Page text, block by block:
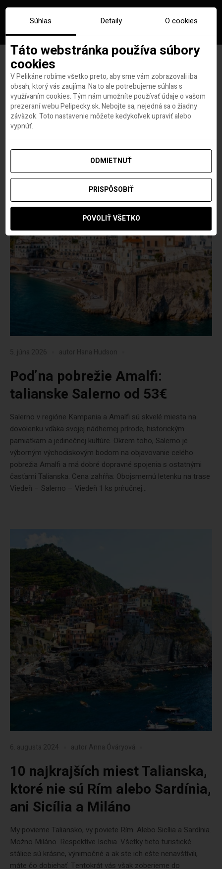
Značka:amalfi
5. júna 2026 autor Hana Hudson
Poď na pobrežie Amalfi:
talianske Salerno od 53€
Salerno v regióne Kampania a Amalfi sú skvelé miesta na
dovolenku vďaka svojej nádhernej prírode, historickým
pamiatkam a jedinečnej kultúre. Okrem toho, Salerno je
výborným východiskovým bodom na objavovanie celého
pobrežia Amalfi a má dobré dopravné spojenia s ostatnými
časťami Talianska. Cena zahŕňa: Obojsmernú letenku na trase
Viedeň – Salerno – Viedeň 1 ks príručnej...
6. augusta 2024 autor Anna Óváryová
10 najkrajších miest Talianska,
ktoré nie sú Rím alebo Sardínia,
ani Sicília a Miláno
My povieme Taliansko, vy poviete Rím. Alebo Sicília a Sardínia.
Možno Miláno. Respektíve Ischia. Všetky tieto turistické
stálice sú krásne, výnimočné a ak ste ich ešte nenavštívili,
máte čo dobiehať. Tentokrát vás však zoberieme do
Súhlas Detaily O cookies
Táto webstránka používa súbory
cookies
V Pelikáne robíme všetko preto, aby sme vám zobrazovali iba
obsah, ktorý vás zaujíma. Na to ale potrebujeme súhlas s
využívaním cookies. Tým nám umožníte používať údaje o vašom
prezeraní webu Pelipecky.sk. Nebojte sa, nejedná sa o žiadny
záväzok. Toto nastavenie môžete kedykoľvek upraviť alebo
vypnúť.
ODMIETNUŤ
PRISPÔSOBIŤ
POVOLIŤ VŠETKO